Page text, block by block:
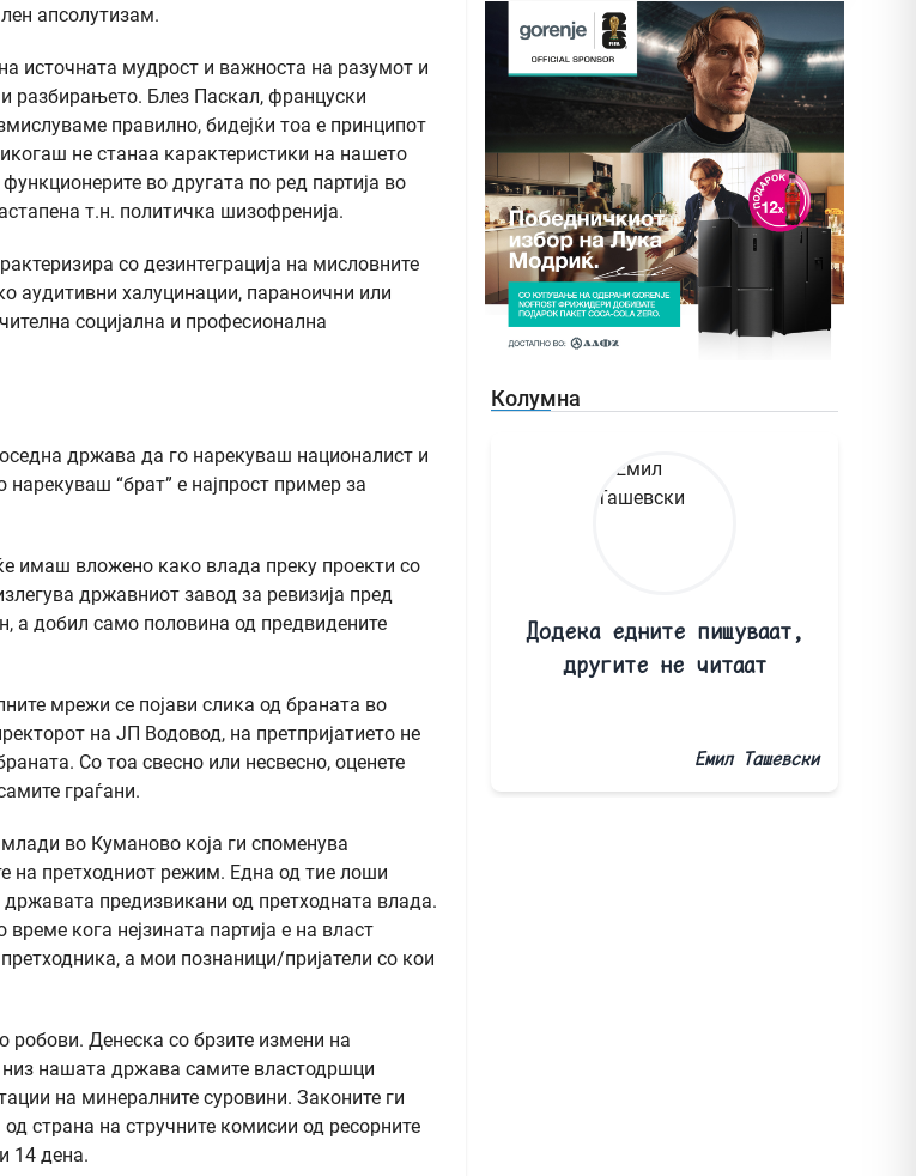
апсолутизам.
источната мудрост и важноста на разумот и
разбирањето. Блез Паскал, француски
правилно, бидејќи тоа е принципот
не станаа карактеристики на нашето
во другата по ред партија во
т.н. политичка шизофренија.
со дeзинтеграција на мисловните
аудитивни халуцинации, параноични или
социјална и професионална
држава да го нарекуваш националист и
“брат” е најпрост пример за
имаш вложено како влада преку проекти со
државниот завод за ревизија пред
а добил само половина од предвидените
мрежи се појави слика од браната во
на ЈП Водовод, на претпријатието не
Со тоа свесно или несвесно, оценете
граѓани.
во Куманово која ги спомeнува
на претходниот режим. Една од тие лоши
предизвикани од претходната влада.
кога нејзината партија е на власт
а мои познаници/пријатели со кои
робови. Денеска со брзите измени на
низ нашата држава самите властодршци
на минералните суровини. Законите ги
страна на стручните комисии од ресорните
14 дена.
Колумна
Додека едните пишуваат,
другите не читаат
Емил Ташевски